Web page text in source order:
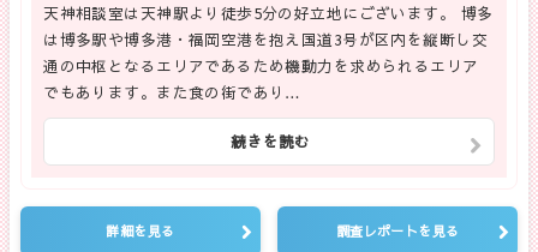
天神相談室は天神駅より徒歩5分の好立地にございます。 博多
は博多駅や博多港・福岡空港を抱え国道3号が区内を縦断し交
通の中枢となるエリアであるため機動力を求められるエリア
でもあります。また食の街であり…
続きを読む
詳細を見る 調査レポートを見る